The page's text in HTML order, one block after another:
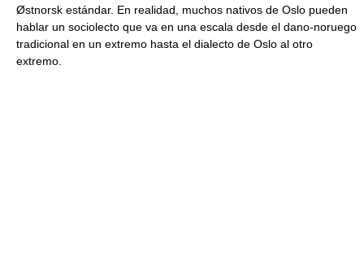
Østnorsk estándar. En realidad, muchos nativos de Oslo pueden
hablar un sociolecto que va en una escala desde el dano-noruego
tradicional en un extremo hasta el dialecto de Oslo al otro
extremo.